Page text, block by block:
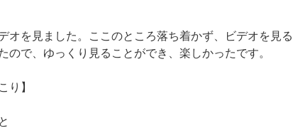
オを見ました。ここのところ落ち着かず、ビデオを見る
ので、ゆっくり見ることができ、楽しかったです。
り】